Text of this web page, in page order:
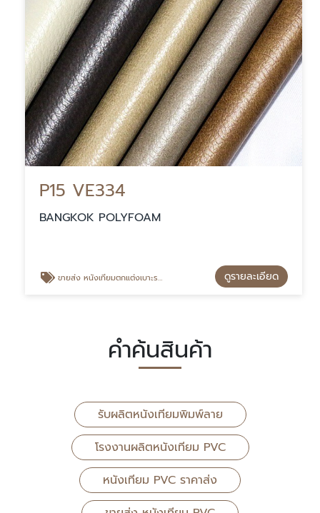
P15 VE334
BANGKOK POLYFOAM
ขายส่ง หนังเทียมตกแต่งเบาะรถยนต์ ดูรายละเอียด
คำค้นสินค้า
รับผลิตหนังเทียมพิมพ์ลาย
โรงงานผลิตหนังเทียม PVC
หนังเทียม PVC ราคาส่ง